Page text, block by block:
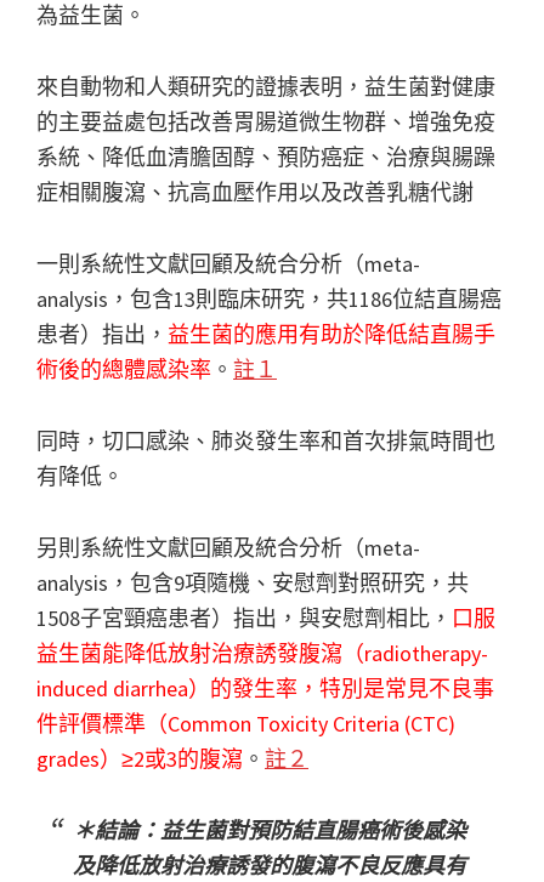
為益生菌。
來自動物和人類研究的證據表明，益生菌對健康
的主要益處包括改善胃腸道微生物群、增強免疫
系統、降低血清膽固醇、預防癌症、治療與腸躁
症相關腹瀉、抗高血壓作用以及改善乳糖代謝
一則系統性文獻回顧及統合分析（meta-
analysis，包含13則臨床研究，共1186位結直腸癌
患者）指出， 益生菌的應用有助於降低結直腸手
術後的總體感染率 。 註１
同時，切口感染、肺炎發生率和首次排氣時間也
有降低。
另則系統性文獻回顧及統合分析（meta-
analysis，包含9項隨機、安慰劑對照研究，共
1508子宮頸癌患者）指出，與安慰劑相比， 口服
益生菌能降低放射治療誘發腹瀉（radiotherapy-
induced diarrhea）的發生率，特別是常見不良事
件評價標準（Common Toxicity Criteria (CTC)
grades）≥2或3的腹瀉 。 註２
＊結論：益生菌對預防結直腸癌術後感染
及降低放射治療誘發的腹瀉不良反應具有